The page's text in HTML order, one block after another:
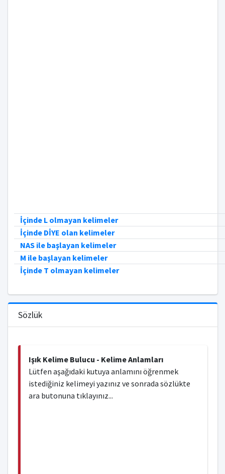
İçinde L olmayan kelimeler
İçinde DİYE olan kelimeler
NAS ile başlayan kelimeler
M ile başlayan kelimeler
İçinde T olmayan kelimeler
Sözlük
Işık Kelime Bulucu - Kelime Anlamları
Lütfen aşağıdaki kutuya anlamını öğrenmek
istediğiniz kelimeyi yazınız ve sonrada sözlükte
ara butonuna tıklayınız...